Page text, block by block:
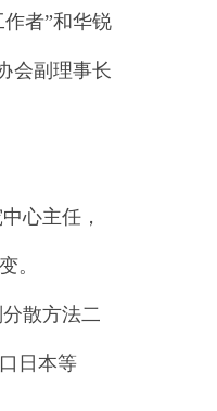
者”和华锐
会副理事长
心主任，
。
散方法二
日本等